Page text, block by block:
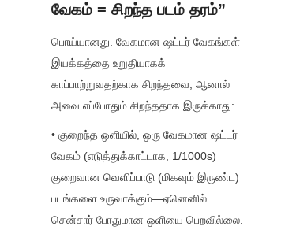
வேகம் = சிறந்த படம் தரம்”
பொய்யானது. வேகமான ஷட்டர் வேகங்கள்
இயக்கத்தை உறுதியாகக்
காப்பாற்றுவதற்காக சிறந்தவை, ஆனால்
அவை எப்போதும் சிறந்ததாக இருக்காது:
• குறைந்த ஒளியில், ஒரு வேகமான ஷட்டர்
வேகம் (எடுத்துக்காட்டாக, 1/1000s)
குறைவான வெளிப்பாடு (மிகவும் இருண்ட)
படங்களை உருவாக்கும்—ஏனெனில்
சென்சார் போதுமான ஒளியை பெறவில்லை.